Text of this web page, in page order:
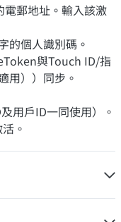
郵地址。輸入該激
的個人識別碼。
與Touch ID/指
用））同步。
用戶ID一同使用）。
。